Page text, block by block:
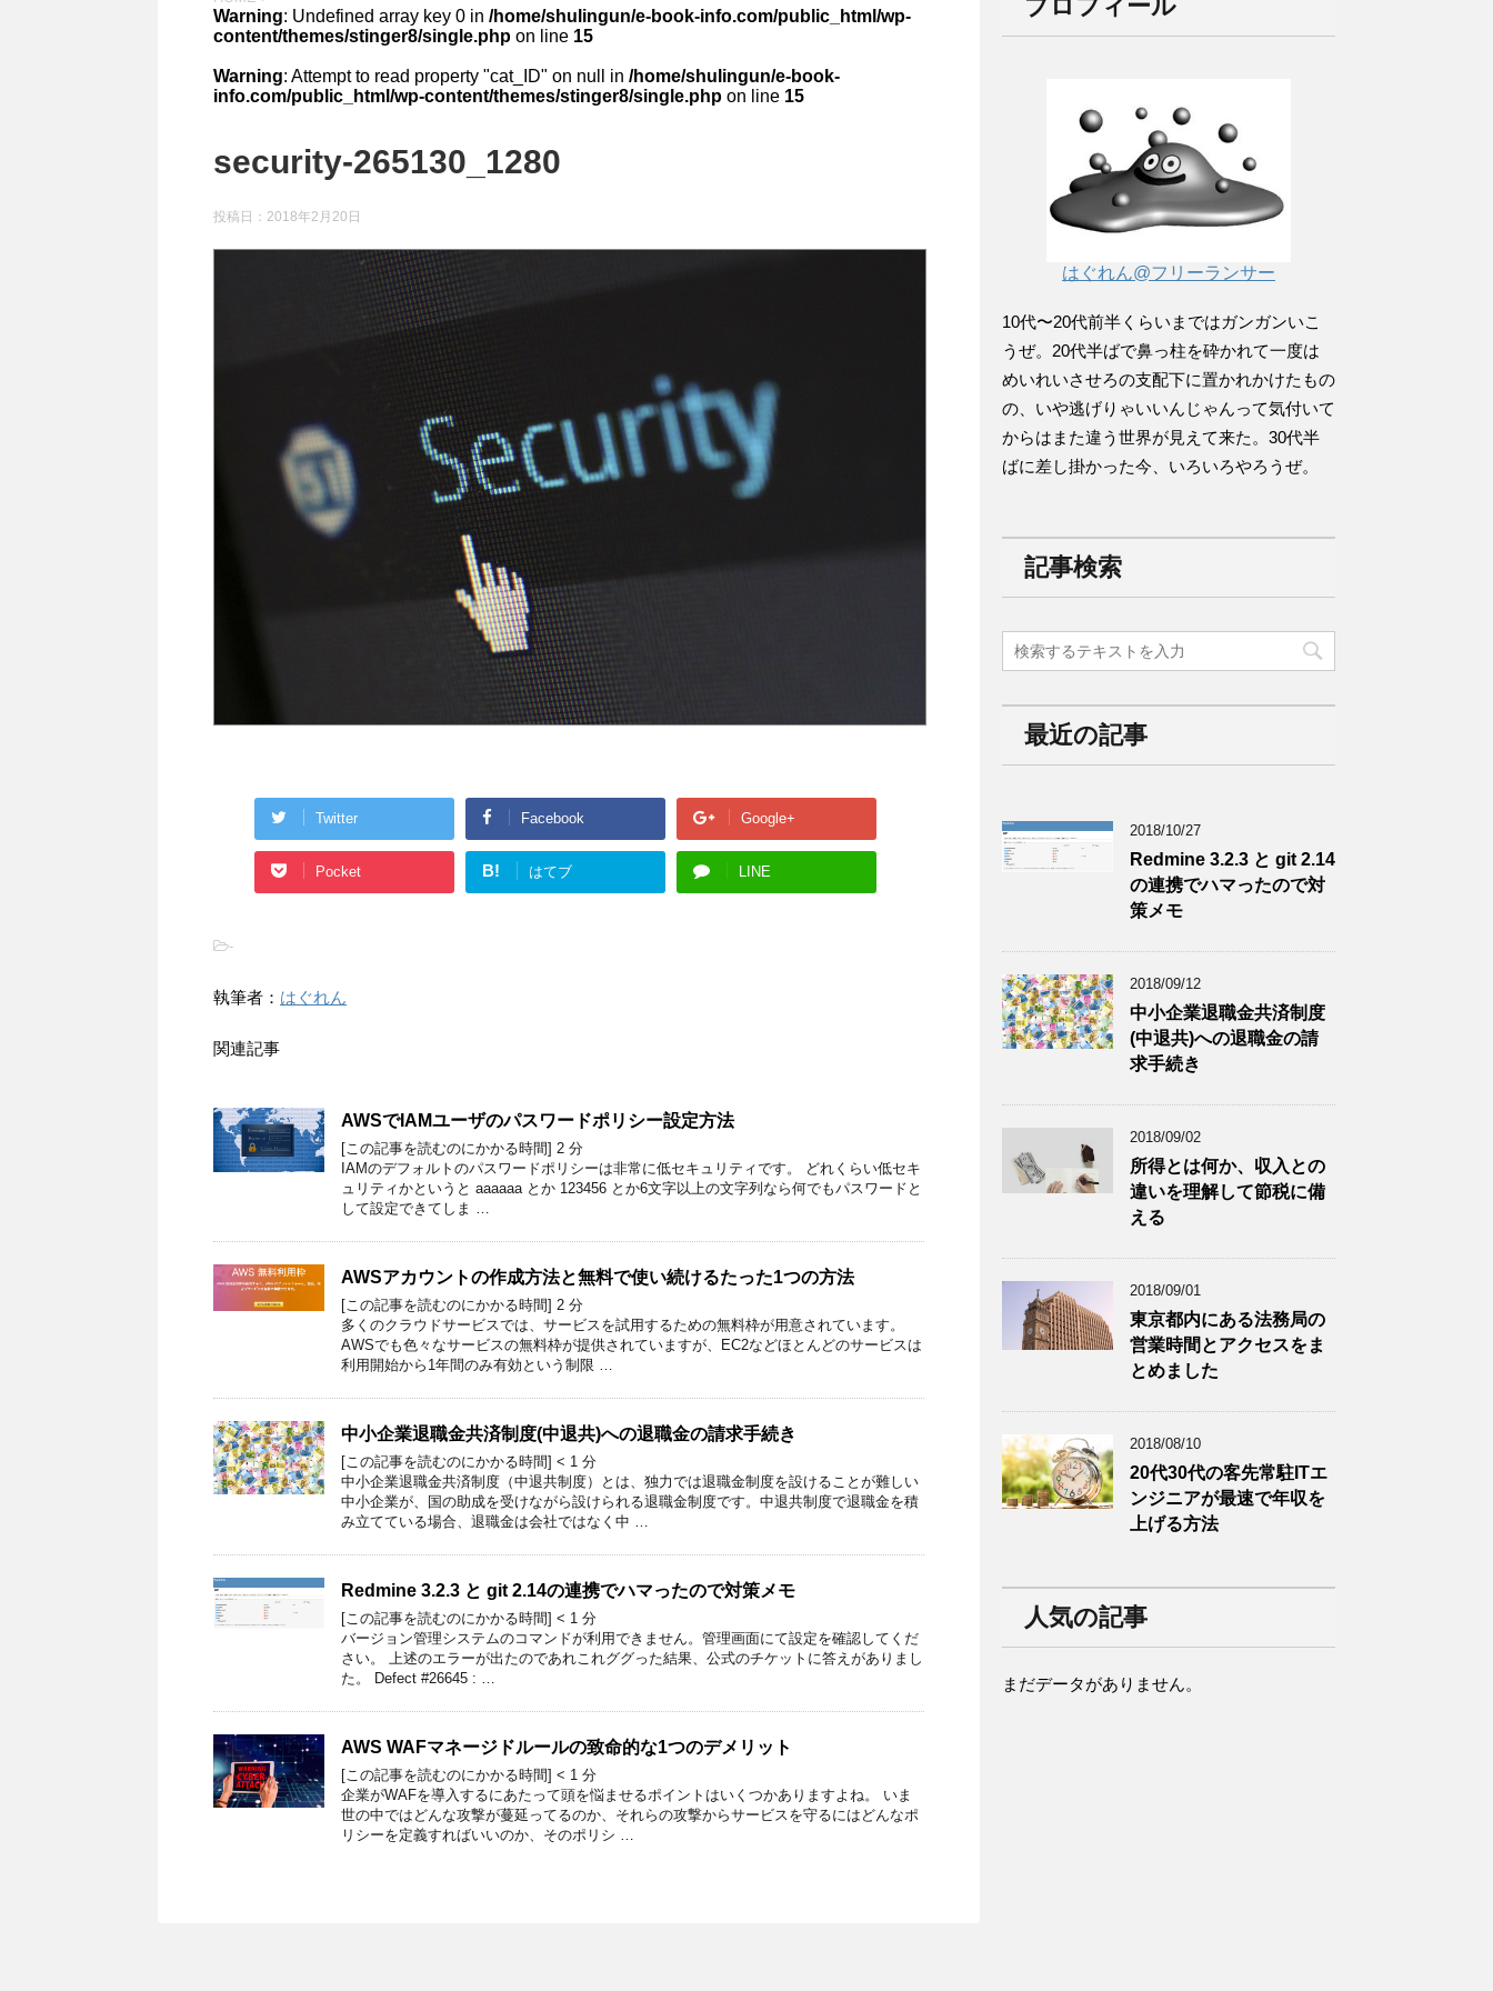
Warning: Undefined array key 0 in /home/shulingun/e-book-info.com/public_html/wp-
content/themes/stinger8/single.php on line 15
Warning: Attempt to read property "cat_ID" on null in /home/shulingun/e-book-
info.com/public_html/wp-content/themes/stinger8/single.php on line 15
security-265130_1280
投稿日： 2018年2月20日
Twitter Facebook Google+
Pocket B! はてブ LINE
-
執筆者： はぐれん
関連記事
AWSでIAMユーザのパスワードポリシー設定方法
[この記事を読むのにかかる時間] 2 分
IAMのデフォルトのパスワードポリシーは非常に低セキュリティです。 どれくらい低セキ
ュリティかというと aaaaaa とか 123456 とか6文字以上の文字列なら何でもパスワードと
して設定できてしま …
AWSアカウントの作成方法と無料で使い続けるたった1つの方法
[この記事を読むのにかかる時間] 2 分
多くのクラウドサービスでは、サービスを試用するための無料枠が用意されています。
AWSでも色々なサービスの無料枠が提供されていますが、EC2などほとんどのサービスは
利用開始から1年間のみ有効という制限 …
中小企業退職金共済制度(中退共)への退職金の請求手続き
[この記事を読むのにかかる時間] < 1 分
中小企業退職金共済制度（中退共制度）とは、独力では退職金制度を設けることが難しい
中小企業が、国の助成を受けながら設けられる退職金制度です。中退共制度で退職金を積
み立てている場合、退職金は会社ではなく中 …
Redmine 3.2.3 と git 2.14の連携でハマったので対策メモ
[この記事を読むのにかかる時間] < 1 分
バージョン管理システムのコマンドが利用できません。管理画面にて設定を確認してくだ
さい。 上述のエラーが出たのであれこれググった結果、公式のチケットに答えがありまし
た。 Defect #26645 : …
AWS WAFマネージドルールの致命的な1つのデメリット
[この記事を読むのにかかる時間] < 1 分
企業がWAFを導入するにあたって頭を悩ませるポイントはいくつかありますよね。 いま
世の中ではどんな攻撃が蔓延ってるのか、それらの攻撃からサービスを守るにはどんなポ
リシーを定義すればいいのか、そのポリシ …
プロフィール
はぐれん@フリーランサー
10代〜20代前半くらいまではガンガンいこ
うぜ。20代半ばで鼻っ柱を砕かれて一度は
めいれいさせろの支配下に置かれかけたもの
の、いや逃げりゃいいんじゃんって気付いて
からはまた違う世界が見えて来た。30代半
ばに差し掛かった今、いろいろやろうぜ。
記事検索
最近の記事
2018/10/27
Redmine 3.2.3 と git 2.14
の連携でハマったので対
策メモ
2018/09/12
中小企業退職金共済制度
(中退共)への退職金の請
求手続き
2018/09/02
所得とは何か、収入との
違いを理解して節税に備
える
2018/09/01
東京都内にある法務局の
営業時間とアクセスをま
とめました
2018/08/10
20代30代の客先常駐ITエ
ンジニアが最速で年収を
上げる方法
人気の記事
まだデータがありません。